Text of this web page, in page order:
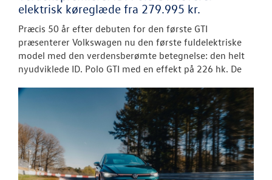
elektrisk køreglæde fra 279.995 kr.
Præcis 50 år efter debuten for den første GTI
præsenterer Volkswagen nu den første fuldelektriske
model med den verdensberømte betegnelse: den helt
nyudviklede ID. Polo GTI med en effekt på 226 hk. De